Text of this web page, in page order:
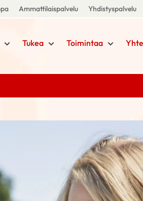
Ammattilaispalvelu Yhdistyspalvelu
Tukea Toimintaa